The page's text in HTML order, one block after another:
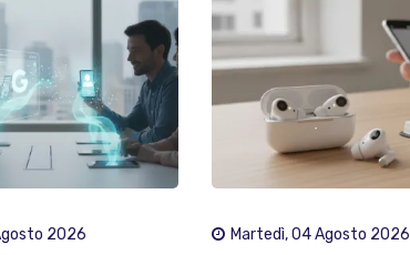
2026 Martedì, 04 Agosto 2026